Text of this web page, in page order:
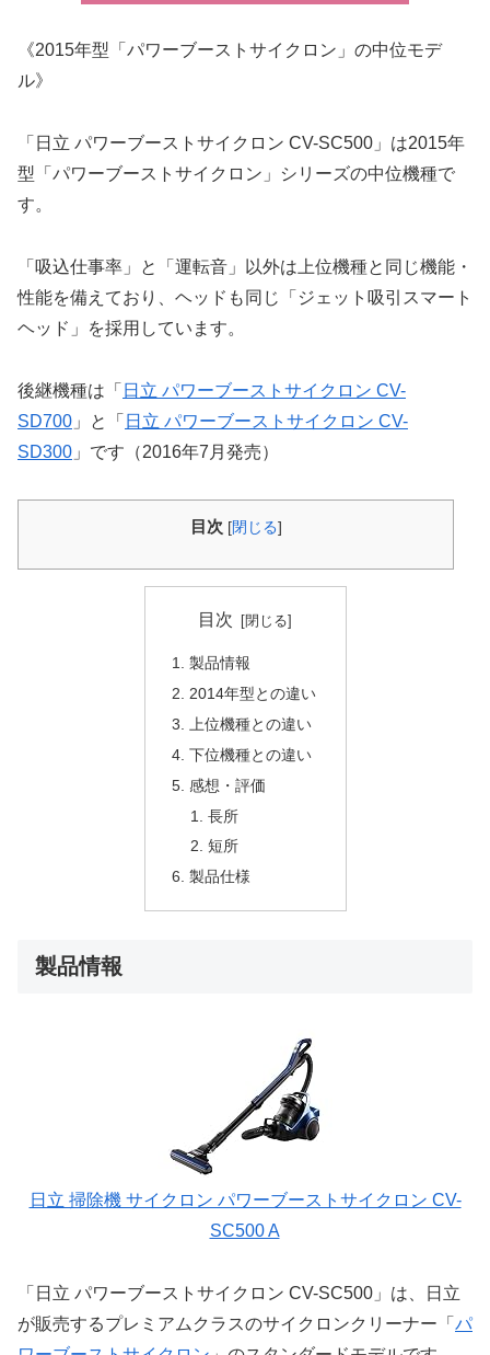
《2015年型「パワーブーストサイクロン」の中位モデ
ル》
「日立 パワーブーストサイクロン CV-SC500」は2015年
型「パワーブーストサイクロン」シリーズの中位機種で
す。
「吸込仕事率」と「運転音」以外は上位機種と同じ機能・
性能を備えており、ヘッドも同じ「ジェット吸引スマート
ヘッド」を採用しています。
後継機種は「 日立 パワーブーストサイクロン CV-
SD700 」と「 日立 パワーブーストサイクロン CV-
SD300 」です（2016年7月発売）
目次 [閉じる]
目次
製品情報
2014年型との違い
上位機種との違い
下位機種との違い
感想・評価
長所
短所
製品仕様
製品情報
日立 掃除機 サイクロン パワーブーストサイクロン CV-
SC500 A
「日立 パワーブーストサイクロン CV-SC500」は、日立
が販売するプレミアムクラスのサイクロンクリーナー「 パ